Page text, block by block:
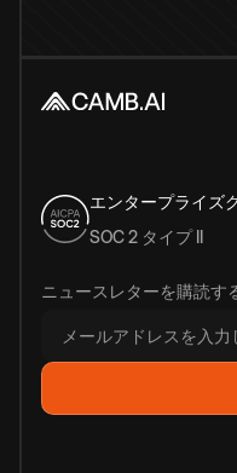
エンタープライズ
SOC 2 タイプ II
ニュースレターを購読す